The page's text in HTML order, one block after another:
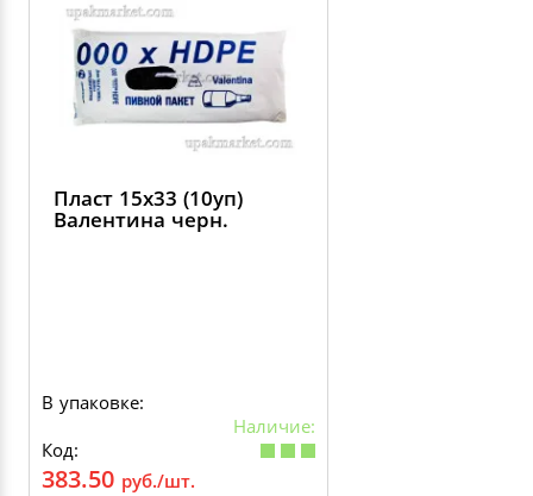
Пласт 15х33 (10уп)
Валентина черн.
В упаковке:
Наличие:
Код:
383.50 руб./шт.